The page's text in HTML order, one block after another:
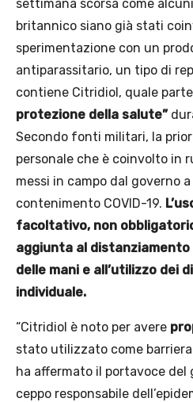
settimana scorsa come
britannico siano già stati
sperimentazione con un
antiparassitario, un tipo di
contiene Citridiol, quale
protezione della salute”
Secondo fonti militari, la
personale che è coinvolto in
messi in campo dal governo
contenimento COVID-19.
facoltativo, non
aggiunta al distanziamento
delle mani e all’utilizzo dei
individuale.
“Citridiol è noto per avere
stato utilizzato come
ha affermato il portavoce del
ceppo responsabile